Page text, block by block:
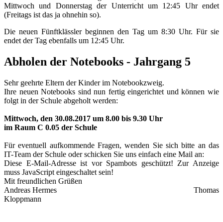
Mittwoch und Donnerstag der Unterricht um 12:45 Uhr endet
(Freitags ist das ja ohnehin so).
Die neuen Fünftklässler beginnen den Tag um 8:30 Uhr. Für sie
endet der Tag ebenfalls um 12:45 Uhr.
Abholen der Notebooks - Jahrgang 5
Sehr geehrte Eltern der Kinder im Notebookzweig.
Ihre neuen Notebooks sind nun fertig eingerichtet und können wie
folgt in der Schule abgeholt werden:
Mittwoch, den 30.08.2017 um 8.00 bis 9.30 Uhr
im Raum C 0.05 der Schule
Für eventuell aufkommende Fragen, wenden Sie sich bitte an das
IT-Team der Schule oder schicken Sie uns einfach eine Mail an:
Diese E-Mail-Adresse ist vor Spambots geschützt! Zur Anzeige
muss JavaScript eingeschaltet sein!
Mit freundlichen Grüßen
Andreas Hermes Thomas
Kloppmann